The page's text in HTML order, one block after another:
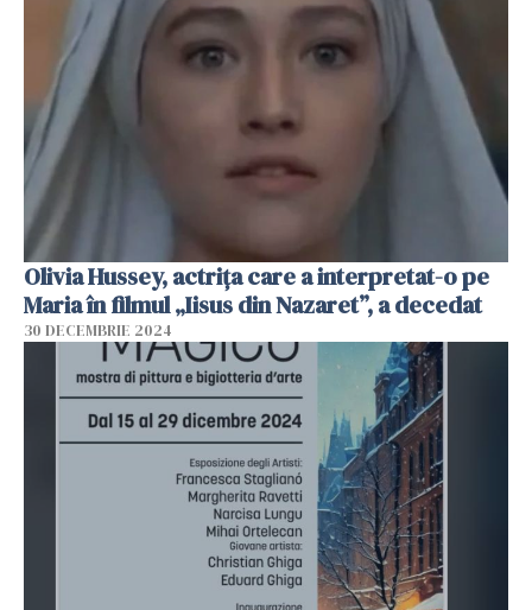
Olivia Hussey, actrița care a interpretat-o pe
Maria în filmul „Iisus din Nazaret”, a decedat
30 DECEMBRIE 2024